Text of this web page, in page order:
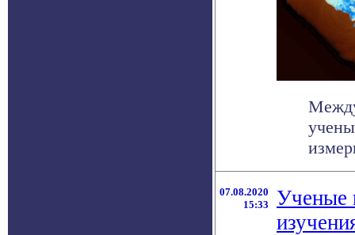
07.08.2020
15:33
Ученые